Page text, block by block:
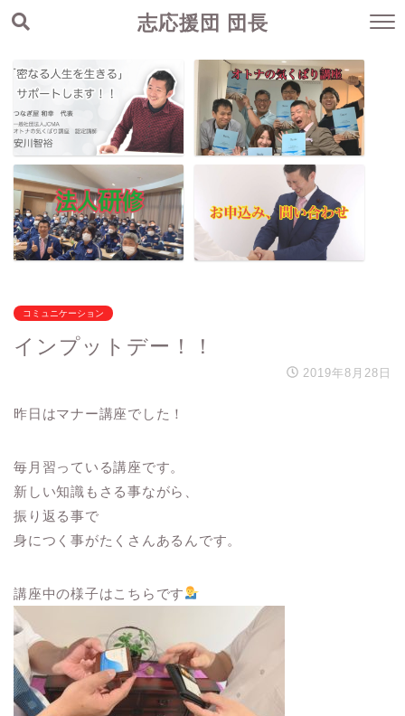
志応援団 団長
コミュニケーション
インプットデー！！
2019年8月28日
昨日はマナー講座でした！
毎月習っている講座です。
新しい知識もさる事ながら、
振り返る事で
身につく事がたくさんあるんです。
講座中の様子はこちらです